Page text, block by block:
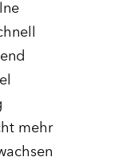
mehr